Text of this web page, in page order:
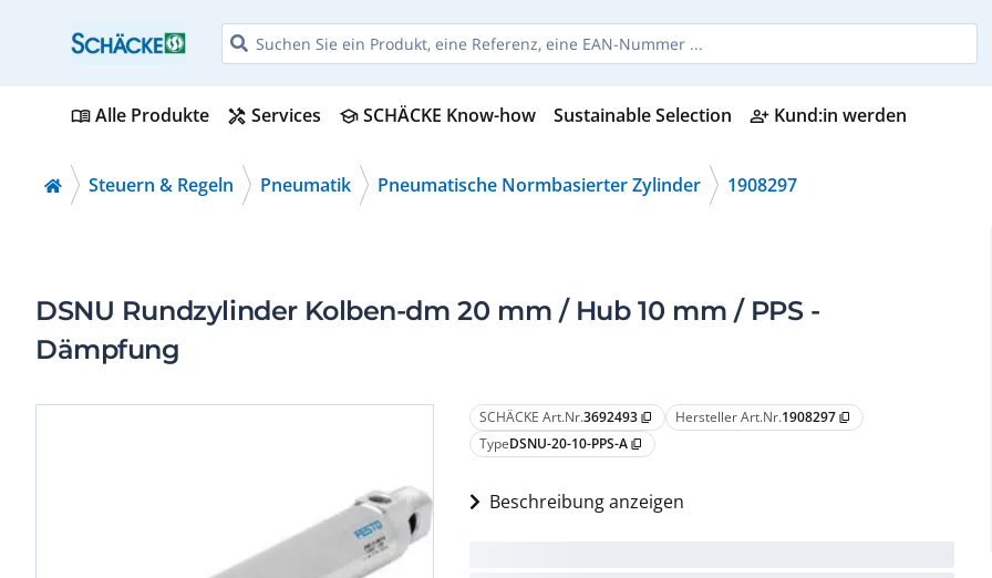
menu_bookAlle Produkte handyman Services schoolSCHÄCKE Know-how Sustainable Selection person_add_alt Kund:in werden
Steuern & Regeln Pneumatik Pneumatische Normbasierter Zylinder 1908297
DSNU Rundzylinder Kolben-dm 20 mm / Hub 10 mm / PPS -
Dämpfung
SCHÄCKE Art.Nr.3692493 content_copy Hersteller Art.Nr.1908297 content_copy
TypeDSNU-20-10-PPS-A content_copy
Beschreibung anzeigen